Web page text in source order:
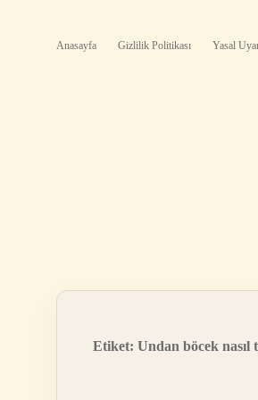
Anasayfa Gizlilik Politikası Yasal
Etiket: Undan böcek nasıl